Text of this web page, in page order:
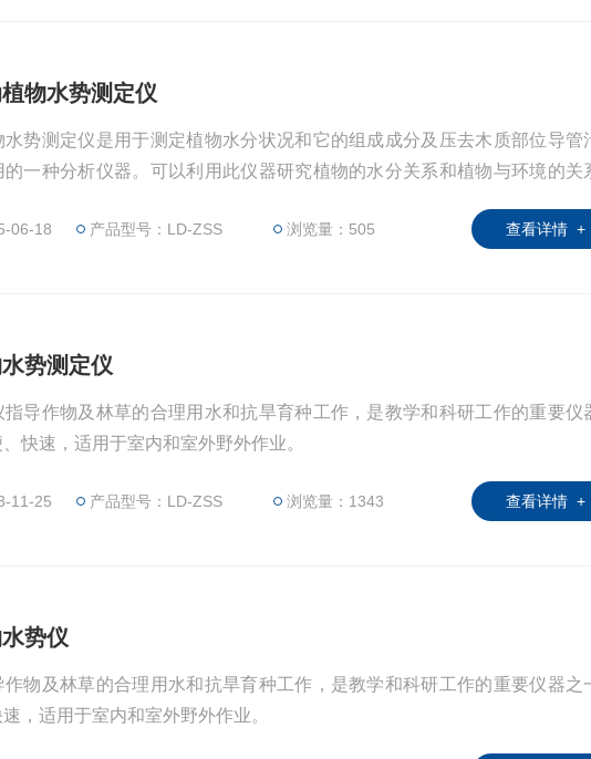
物水势测定仪
势测定仪是用于测定植物水分状况和它的组成成分及压去木质部位导管
一种分析仪器。可以利用此仪器研究植物的水分关系和植物与环境的关
旱育种等工作，是从事农林教学和科研工作的重要仪器。该仪器操作简
06-18 产品型号：LD-ZSS 浏览量：505 查看详情 +
势测定仪
导作物及林草的合理用水和抗旱育种工作，是教学和科研工作的重要仪
快速，适用于室内和室外野外作业。
11-25 产品型号：LD-ZSS 浏览量：1343 查看详情 +
势仪
物及林草的合理用水和抗旱育种工作，是教学和科研工作的重要仪器之
，适用于室内和室外野外作业。